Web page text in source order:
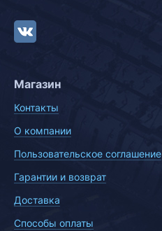
Магазин
Контакты
О компании
Пользовательское соглашение
Гарантии и возврат
Доставка
Способы оплаты